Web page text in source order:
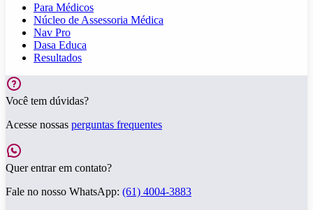
Para Médicos
Núcleo de Assessoria Médica
Nav Pro
Dasa Educa
Resultados
Você tem dúvidas?
Acesse nossas perguntas frequentes
Quer entrar em contato?
Fale no nosso WhatsApp: (61) 4004-3883